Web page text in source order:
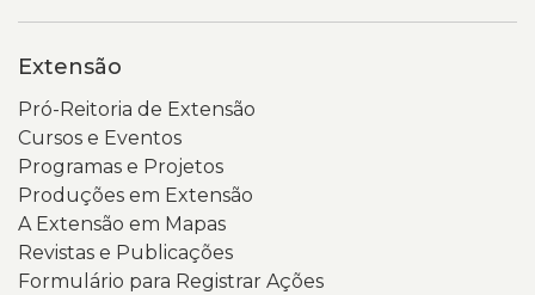
Extensão
Pró-Reitoria de Extensão
Cursos e Eventos
Programas e Projetos
Produções em Extensão
A Extensão em Mapas
Revistas e Publicações
Formulário para Registrar Ações